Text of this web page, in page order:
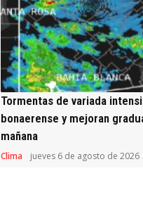
Tormentas de variada
bonaerense y mejoran
mañana
Clima jueves 6 de agosto de 2026